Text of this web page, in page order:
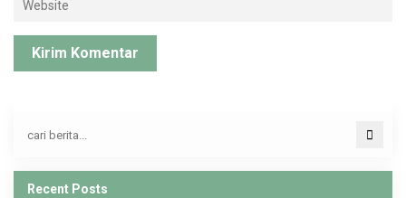
Recent Posts